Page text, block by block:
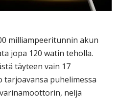
milliampeeritunnin akun
jopa 120 watin teholla.
täyteen vain 17
tarjoavansa puhelimessa
neljä